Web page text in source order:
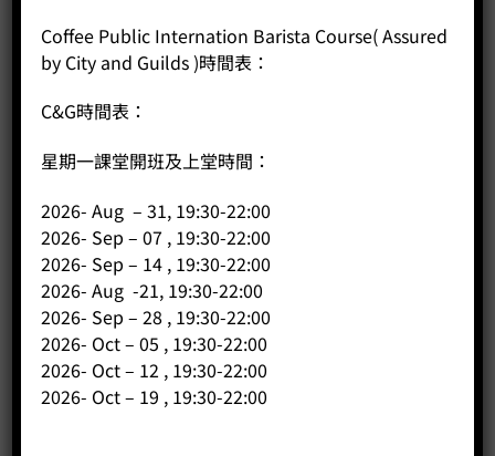
Coffee Public Internation Barista Course( Assured
by City and Guilds )時間表：
C&G時間表：
星期一課堂開班及上堂時間：
2026- Aug – 31, 19:30-22:00
2026- Sep – 07 , 19:30-22:00
2026- Sep – 14 , 19:30-22:00
2026- Aug -21, 19:30-22:00
2026- Sep – 28 , 19:30-22:00
2026- Oct – 05 , 19:30-22:00
2026- Oct – 12 , 19:30-22:00
2026- Oct – 19 , 19:30-22:00